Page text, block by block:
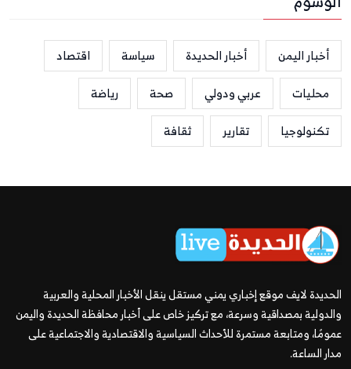
أخبار اليمن أخبار الحديدة سياسة
اقتصاد
محليات
عربي ودولي صحة
رياضة
تكنولوجيا
تقارير ثقافة
الحديدة لايف موقع إخباري يمني مستقل ينقل الأخبار المحلية والعربية
والدولية بمصداقية وسرعة، مع تركيز خاص على أخبار محافظة الحديدة واليمن
عمومًا، ومتابعة مستمرة للأحداث السياسية والاقتصادية والاجتماعية على
مدار الساعة.